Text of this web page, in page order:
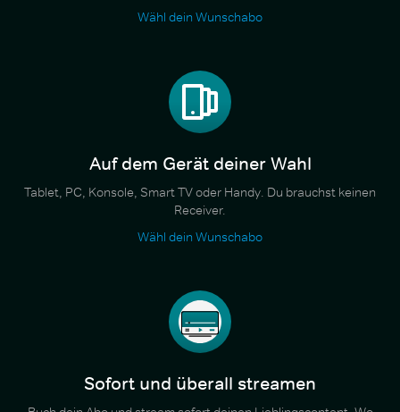
Wähl dein Wunschabo
Auf dem Gerät deiner Wahl
Tablet, PC, Konsole, Smart TV oder Handy. Du brauchst keinen
Receiver.
Wähl dein Wunschabo
Sofort und überall streamen